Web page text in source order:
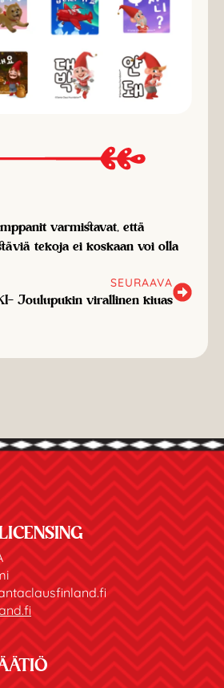
varmistavat, että
tekoja ei koskaan voi olla
SEURAAVA
Joulupukin virallinen kiuas